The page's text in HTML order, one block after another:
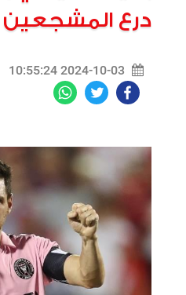
درع المشجعين
2024-10-03 10:55:24
Facebook
Twitter